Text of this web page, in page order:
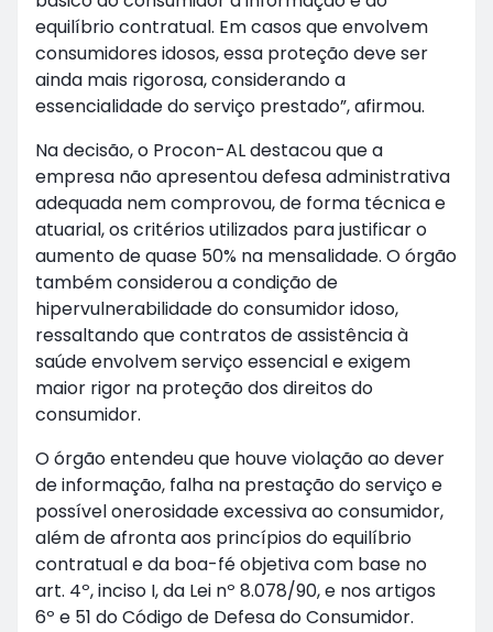
equilíbrio contratual. Em casos que envolvem
consumidores idosos, essa proteção deve ser
ainda mais rigorosa, considerando a
essencialidade do serviço prestado”, afirmou.
Na decisão, o Procon-AL destacou que a
empresa não apresentou defesa administrativa
adequada nem comprovou, de forma técnica e
atuarial, os critérios utilizados para justificar o
aumento de quase 50% na mensalidade. O órgão
também considerou a condição de
hipervulnerabilidade do consumidor idoso,
ressaltando que contratos de assistência à
saúde envolvem serviço essencial e exigem
maior rigor na proteção dos direitos do
consumidor.
O órgão entendeu que houve violação ao dever
de informação, falha na prestação do serviço e
possível onerosidade excessiva ao consumidor,
além de afronta aos princípios do equilíbrio
contratual e da boa-fé objetiva com base no
art. 4º, inciso I, da Lei nº 8.078/90, e nos artigos
6º e 51 do Código de Defesa do Consumidor.